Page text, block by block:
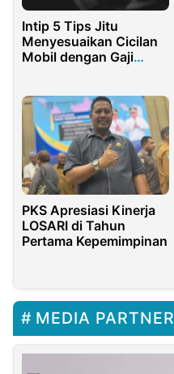
Intip 5 Tips Jitu
Menyesuaikan Cicilan
Mobil dengan Gaji
PKS Apresiasi Kinerja
LOSARI di Tahun
Pertama Kepemimpinan
MEDIA PARTNER